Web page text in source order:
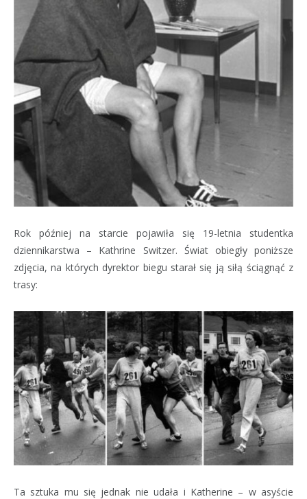
Rok później na starcie pojawiła się 19-letnia studentka
dziennikarstwa – Kathrine Switzer. Świat obiegły poniższe
zdjęcia, na których dyrektor biegu starał się ją siłą ściągnąć z
trasy:
Ta sztuka mu się jednak nie udała i Katherine – w asyście